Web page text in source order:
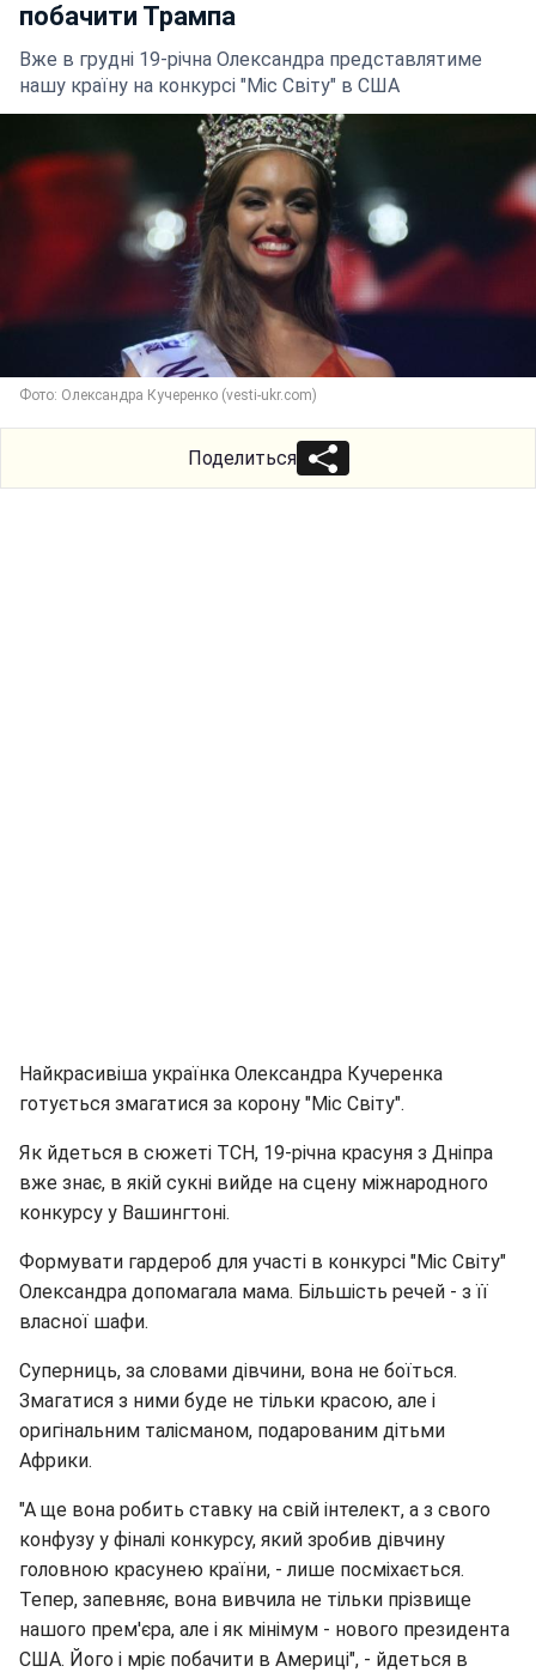
побачити Трампа
Вже в грудні 19-річна Олександра представлятиме
нашу країну на конкурсі "Міс Світу" в США
Фото: Олександра Кучеренко (vesti-ukr.com)
Поделиться
Найкрасивіша українка Олександра Кучеренка
готується змагатися за корону "Міс Світу".
Як йдеться в сюжеті ТСН, 19-річна красуня з Дніпра
вже знає, в якій сукні вийде на сцену міжнародного
конкурсу у Вашингтоні.
Формувати гардероб для участі в конкурсі "Міс Світу"
Олександра допомагала мама. Більшість речей - з її
власної шафи.
Суперниць, за словами дівчини, вона не боїться.
Змагатися з ними буде не тільки красою, але і
оригінальним талісманом, подарованим дітьми
Африки.
"А ще вона робить ставку на свій інтелект, а з свого
конфузу у фіналі конкурсу, який зробив дівчину
головною красунею країни, - лише посміхається.
Тепер, запевняє, вона вивчила не тільки прізвище
нашого прем'єра, але і як мінімум - нового президента
США. Його і мріє побачити в Америці", - йдеться в